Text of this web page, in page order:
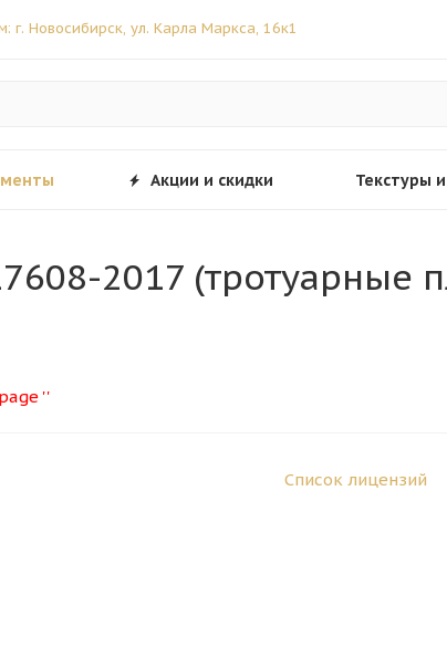
г. Новосибирск, ул. Карла Маркса, 16к1
Акции и скидки Текстуры
2017 (тротуарные
''
Список лицензий